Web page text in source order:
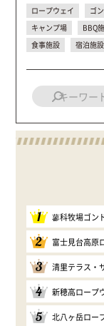
ロープウェイ ゴ
キャンプ場
BBQ
食事施設
宿泊施設
1 蓼科牧場ゴン
2 富士見台高原
3 清里テラス・
4 新穂高ロープ
5 北八ヶ岳ロー